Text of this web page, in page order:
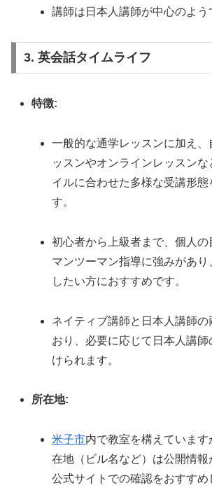
講師は日本人講師が中心のよう
3. 英会話タイムライフ
特徴:
一般的な通学レッスンに加え、
ッスンやオンラインレッスンな
イルに合わせた多様な受講形態
す。
初心者から上級者まで、個人の
マンツーマン指導に強みがあり
したい方におすすめです。
ネイティブ講師と日本人講師の
おり、必要に応じて日本人講師
けられます。
所在地:
米子市内で教室を構えていま
在地（ビル名など）は公開情報
公式サイトでの確認をおすすめ